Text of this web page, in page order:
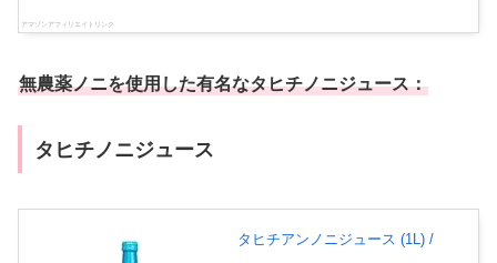
無農薬ノニを使用した有名なタヒチノニジュース：
タヒチノニジュース
タヒチアンノニジュース (1L) /